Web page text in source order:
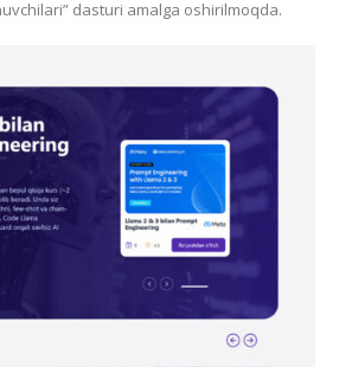
dasturi amalga oshirilmoqda.